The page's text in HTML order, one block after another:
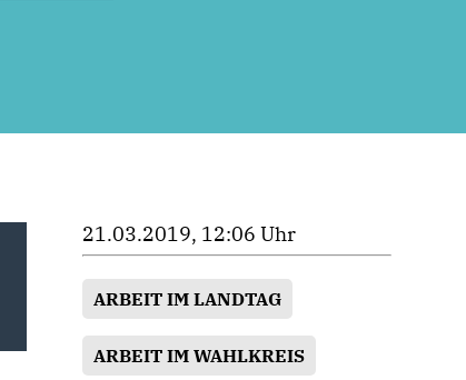
21.03.2019, 12:06 Uhr
ARBEIT IM LANDTAG
ARBEIT IM WAHLKREIS